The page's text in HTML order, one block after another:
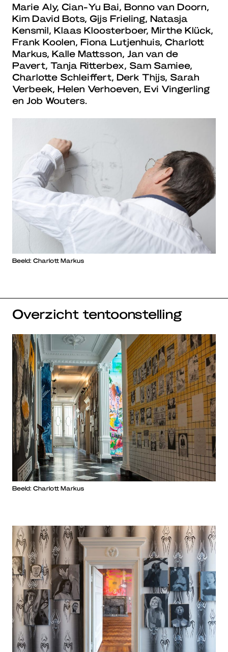
Marie Aly, Cian-Yu Bai, Bonno van Doorn,
Kim David Bots, Gijs Frieling, Natasja
Kensmil, Klaas Kloosterboer, Mirthe Klück,
Frank Koolen, Fiona Lutjenhuis, Charlott
Markus, Kalle Mattsson, Jan van de
Pavert, Tanja Ritterbex, Sam Samiee,
Charlotte Schleiffert, Derk Thijs, Sarah
Verbeek, Helen Verhoeven, Evi Vingerling
en Job Wouters.
Beeld: Charlott Markus
Overzicht tentoonstelling
Beeld: Charlott Markus